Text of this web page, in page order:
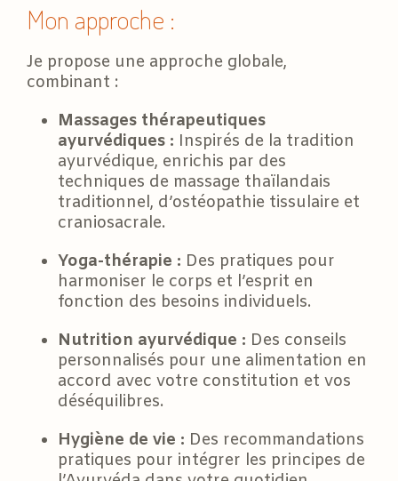
Mon approche :
Je propose une approche globale,
combinant :
Massages thérapeutiques
ayurvédiques : Inspirés de la tradition
ayurvédique, enrichis par des
techniques de massage thaïlandais
traditionnel, d’ostéopathie tissulaire et
craniosacrale.
Yoga-thérapie : Des pratiques pour
harmoniser le corps et l’esprit en
fonction des besoins individuels.
Nutrition ayurvédique : Des conseils
personnalisés pour une alimentation en
accord avec votre constitution et vos
déséquilibres.
Hygiène de vie : Des recommandations
pratiques pour intégrer les principes de